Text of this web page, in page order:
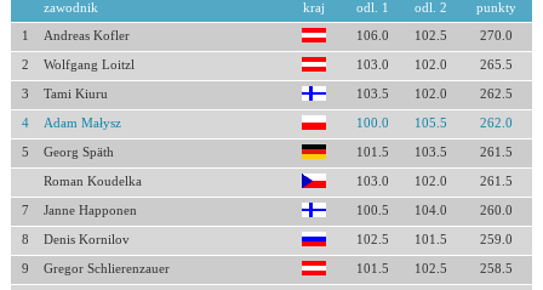
zawodnik kraj odl. 1 odl. 2 punkty
1 Andreas Kofler 106.0 102.5 270.0
2 Wolfgang Loitzl 103.0 102.0 265.5
3 Tami Kiuru 103.5 102.0 262.5
4 Adam Małysz 100.0 105.5 262.0
5 Georg Späth 101.5 103.5 261.5
Roman Koudelka 103.0 102.0 261.5
7 Janne Happonen 100.5 104.0 260.0
8 Denis Kornilov 102.5 101.5 259.0
9 Gregor Schlierenzauer 101.5 102.5 258.5